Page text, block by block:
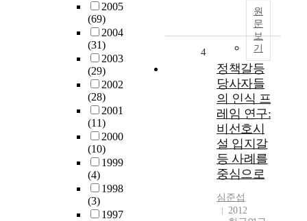
2005
(69)
2004
(31)
2003
(29)
2002
(28)
2001
(11)
2000
(10)
1999
(4)
1998
(3)
1997
원
문
보
기
4
정책갈등
당사자들
의 인식 프
레임 연구:
비선호시
설 입지갈
등 사례를
중심으로
심준섭
2012